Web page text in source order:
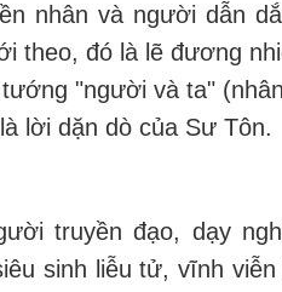
nhân và người dẫn
theo, đó là lẽ đương
"người và ta"
lời dặn dò của Sư Tôn.
truyền đạo, dạy
sinh liễu tử, vĩnh viễn